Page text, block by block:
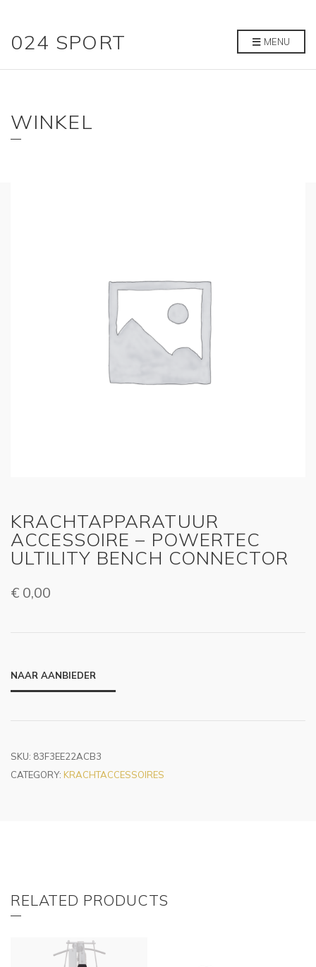
024 SPORT MENU
WINKEL
KRACHTAPPARATUUR
ACCESSOIRE – POWERTEC
ULTILITY BENCH CONNECTOR
€ 0,00
NAAR AANBIEDER
SKU: 83F3EE22ACB3
CATEGORY: KRACHTACCESSOIRES
RELATED PRODUCTS